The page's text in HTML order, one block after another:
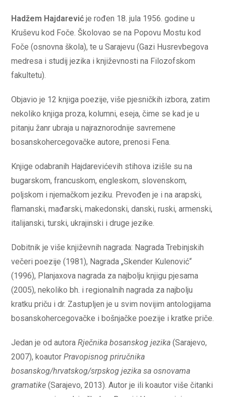
Hadžem Hajdarević je rođen 18. jula 1956. godine u
Kruševu kod Foče. Školovao se na Popovu Mostu kod
Foče (osnovna škola), te u Sarajevu (Gazi Husrevbegova
medresa i studij jezika i književnosti na Filozofskom
fakultetu).
Objavio je 12 knjiga poezije, više pjesničkih izbora, zatim
nekoliko knjiga proza, kolumni, eseja, čime se kad je u
pitanju žanr ubraja u najraznorodnije savremene
bosanskohercegovačke autore, prenosi Fena.
Knjige odabranih Hajdarevićevih stihova izišle su na
bugarskom, francuskom, engleskom, slovenskom,
poljskom i njemačkom jeziku. Prevođen je i na arapski,
flamanski, mađarski, makedonski, danski, ruski, armenski,
italijanski, turski, ukrajinski i druge jezike.
Dobitnik je više književnih nagrada: Nagrada Trebinjskih
večeri poezije (1981), Nagrada „Skender Kulenović“
(1996), Planjaxova nagrada za najbolju knjigu pjesama
(2005), nekoliko bh. i regionalnih nagrada za najbolju
kratku priču i dr. Zastupljen je u svim novijim antologijama
bosanskohercegovačke i bošnjačke poezije i kratke priče.
Jedan je od autoraRječnika bosanskog jezika (Sarajevo,
2007), koautorPravopisnog priručnika
bosanskog/hrvatskog/srpskog jezika sa osnovama
gramatike (Sarajevo, 2013). Autor je ili koautor više čitanki